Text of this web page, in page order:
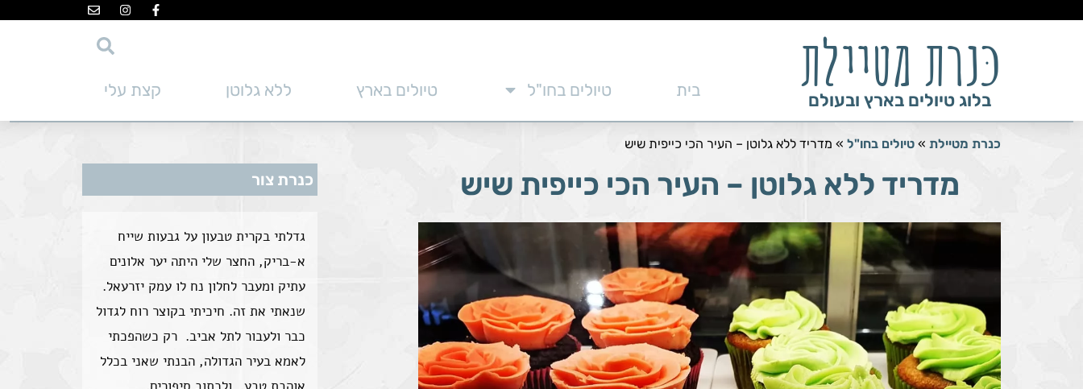
כּנרת מטיילת
בלוג טיולים בארץ ובעולם בית טיולים בחו"ל טיולים בארץ ללא גלוטן קצת עלי
כנרת מטיילת » טיולים בחו"ל » מדריד ללא גלוטן – העיר הכי כייפית שיש
מדריד ללא גלוטן – העיר הכי כייפית שיש כנרת צור
גדלתי בקרית טבעון על גבעות שייח
א-בריק, החצר שלי היתה יער אלונים
עתיק ומעבר לחלון נח לו עמק יזרעאל.
שנאתי את זה. חיכיתי בקוצר רוח לגדול
כבר ולעבור לתל אביב. רק כשהפכתי
לאמא בעיר הגדולה, הבנתי שאני בכלל